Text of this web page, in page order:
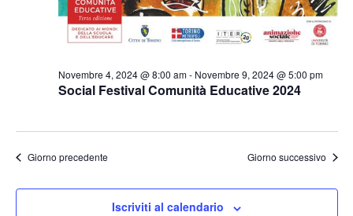
Social Festival Comunità Educative 2024
Novembre 4, 2024 @ 8:00 am- Novembre 9, 2024 @ 5:00 pm
Giorno precedente Giorno successivo
Iscriviti al calendario